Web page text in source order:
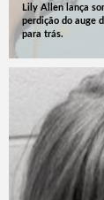
Lily Allen lança
perdição do auge
para trás.